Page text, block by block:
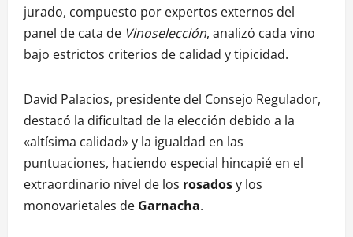
jurado, compuesto por expertos externos del
panel de cata de Vinoselección, analizó cada vino
bajo estrictos criterios de calidad y tipicidad.
David Palacios, presidente del Consejo Regulador,
destacó la dificultad de la elección debido a la
«altísima calidad» y la igualdad en las
puntuaciones, haciendo especial hincapié en el
extraordinario nivel de los rosadosy los
monovarietales de Garnacha.